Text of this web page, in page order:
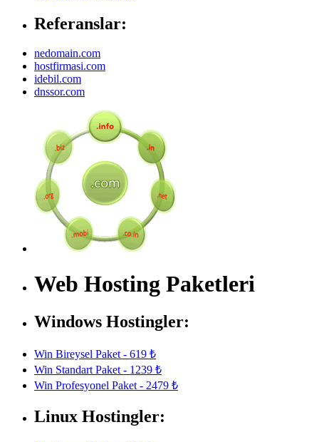
Referanslar:
nedomain.com
hostfirmasi.com
idebil.com
dnssor.com
Web Hosting Paketleri
Windows Hostingler:
Win Bireysel Paket - 619 ₺
Win Standart Paket - 1239 ₺
Win Profesyonel Paket - 2479 ₺
Linux Hostingler: